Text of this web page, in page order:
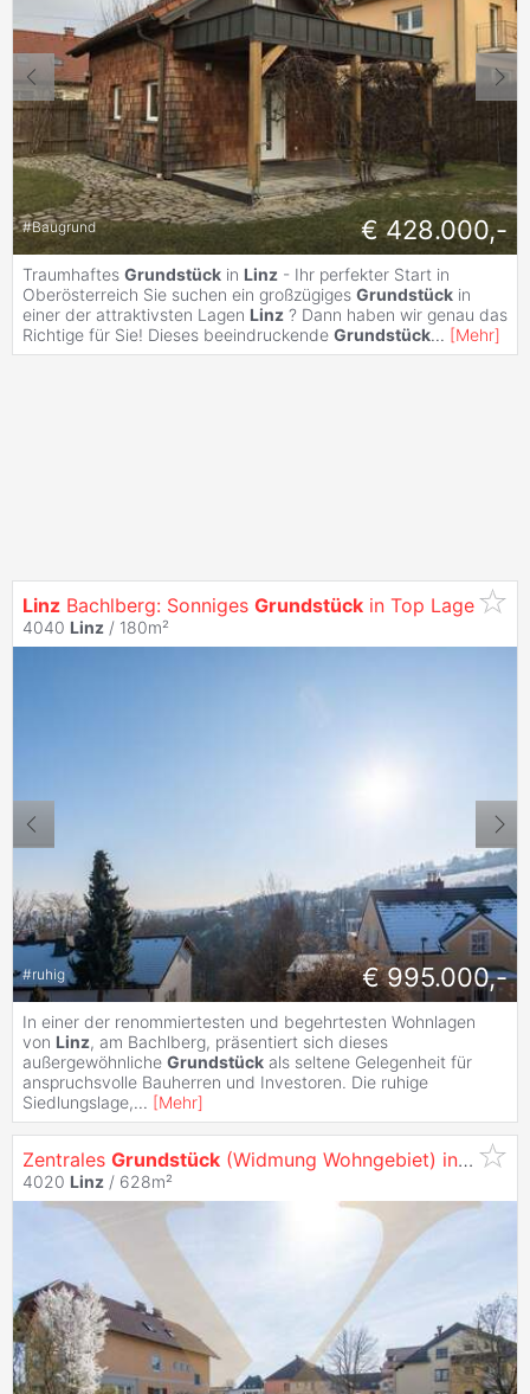
#Baugrund € 428.000,-
Traumhaftes Grundstück in Linz - Ihr perfekter Start in
Oberösterreich Sie suchen ein großzügiges Grundstück in
einer der attraktivsten Lagen Linz ? Dann haben wir genau das
Richtige für Sie! Dieses beeindruckende Grundstück... [Mehr]
Linz Bachlberg: Sonniges Grundstück in Top Lage
4040 Linz / 180m²
#ruhig € 995.000,-
In einer der renommiertesten und begehrtesten Wohnlagen
von Linz, am Bachlberg, präsentiert sich dieses
außergewöhnliche Grundstück als seltene Gelegenheit für
anspruchsvolle Bauherren und Investoren. Die ruhige
Siedlungslage,... [Mehr]
Zentrales Grundstück (Widmung Wohngebiet) in Linz/
4020 Linz / 628m²